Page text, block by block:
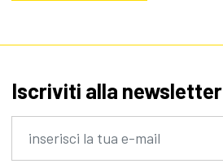
Iscriviti alla newsletter